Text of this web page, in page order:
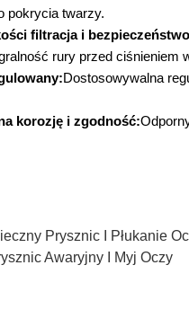
pokrycia twarzy.
filtracja i
rury przed ciśnieniem
Dostosowywalna
korozję i zgodność:
Prysznic I Płukanie
Awaryjny I Myj Oczy